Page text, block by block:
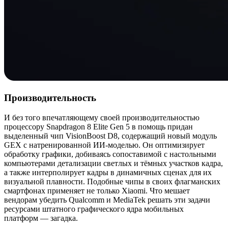
Производительность
И без того впечатляющему своей производительностью
процессору Snapdragon 8 Elite Gen 5 в помощь придан
выделенный чип VisionBoost D8, содержащий новый модуль
GEX с натренированной ИИ-моделью. Он оптимизирует
обработку графики, добиваясь сопоставимой с настольными
компьютерами детализации светлых и тёмных участков кадра,
а также интерполирует кадры в динамичных сценах для их
визуальной плавности. Подобные чипы в своих флагманских
смартфонах применяет не только Xiaomi. Что мешает
вендорам убедить Qualcomm и MediaTek решать эти задачи
ресурсами штатного графического ядра мобильных
платформ — загадка.